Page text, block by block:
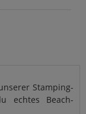
Stamping-
echtes Beach-